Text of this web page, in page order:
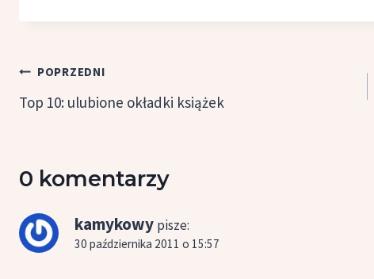
Nawigacja
wpisu
POPRZEDNI
Top 10: ulubione okładki książek
0 komentarzy
kamykowy pisze:
30 października 2011 o 15:57